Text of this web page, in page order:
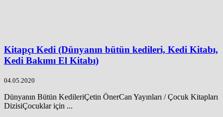
Kitapçı Kedi (Dünyanın bütün kedileri, Kedi Kitabı,
Kedi Bakımı El Kitabı)
04.05.2020
Dünyanın Bütün KedileriÇetin ÖnerCan Yayınları / Çocuk Kitapları
DizisiÇocuklar için ...